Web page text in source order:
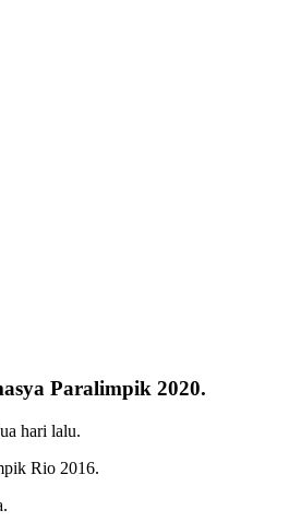
Paralimpik 2020.
hari lalu.
Rio 2016.